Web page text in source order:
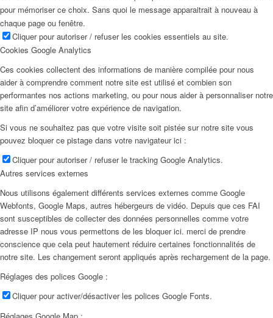
pour mémoriser ce choix. Sans quoi le message apparaitrait à nouveau à
chaque page ou fenêtre.
Cliquer pour autoriser / refuser les cookies essentiels au site.
Cookies Google Analytics
Ces cookies collectent des informations de manière compilée pour nous
aider à comprendre comment notre site est utilisé et combien son
performantes nos actions marketing, ou pour nous aider à personnaliser notre
site afin d’améliorer votre expérience de navigation.
Si vous ne souhaitez pas que votre visite soit pistée sur notre site vous
pouvez bloquer ce pistage dans votre navigateur ici :
Cliquer pour autoriser / refuser le tracking Google Analytics.
Autres services externes
Nous utilisons également différents services externes comme Google
Webfonts, Google Maps, autres hébergeurs de vidéo. Depuis que ces FAI
sont susceptibles de collecter des données personnelles comme votre
adresse IP nous vous permettons de les bloquer ici. merci de prendre
conscience que cela peut hautement réduire certaines fonctionnalités de
notre site. Les changement seront appliqués après rechargement de la page.
Réglages des polices Google :
Cliquer pour activer/désactiver les polices Google Fonts.